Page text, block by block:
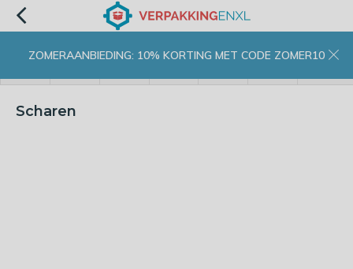
ZOMERAANBIEDING: 10% KORTING MET CODE ZOMER10
Scharen